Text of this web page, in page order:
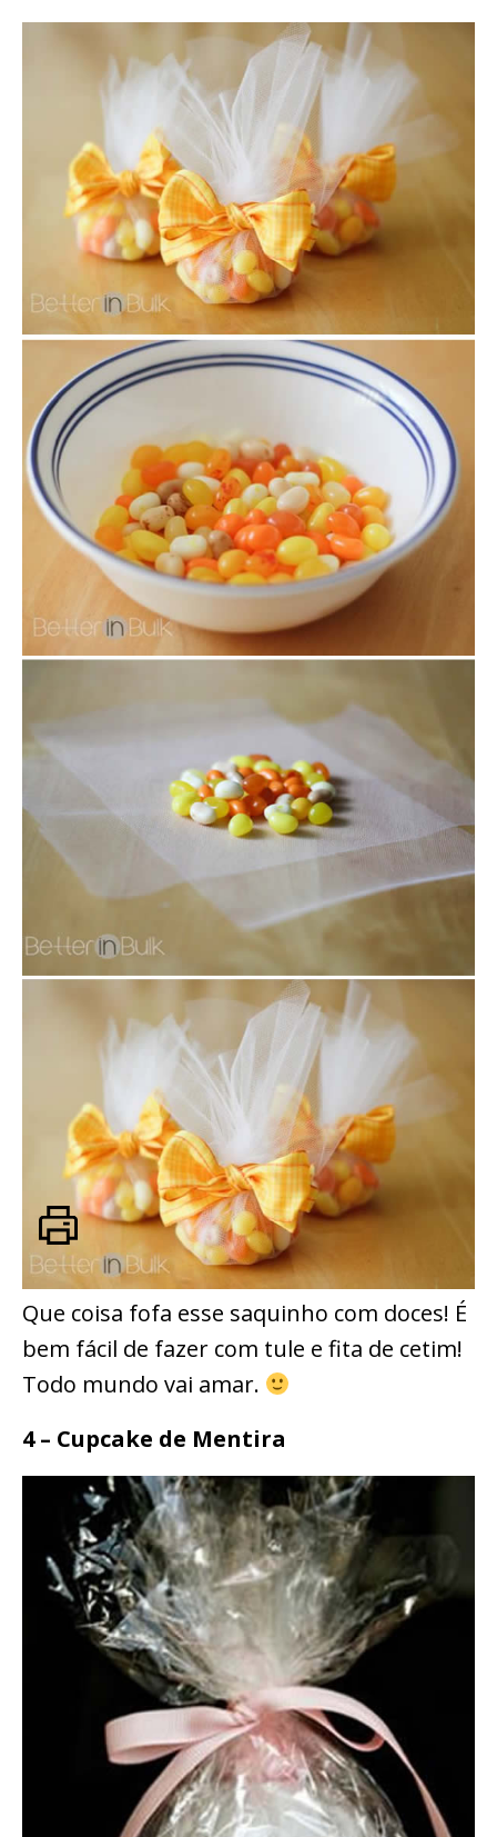
Que coisa fofa esse saquinho com doces! É
bem fácil de fazer com tule e fita de cetim!
Todo mundo vai amar.
4 – Cupcake de Mentira